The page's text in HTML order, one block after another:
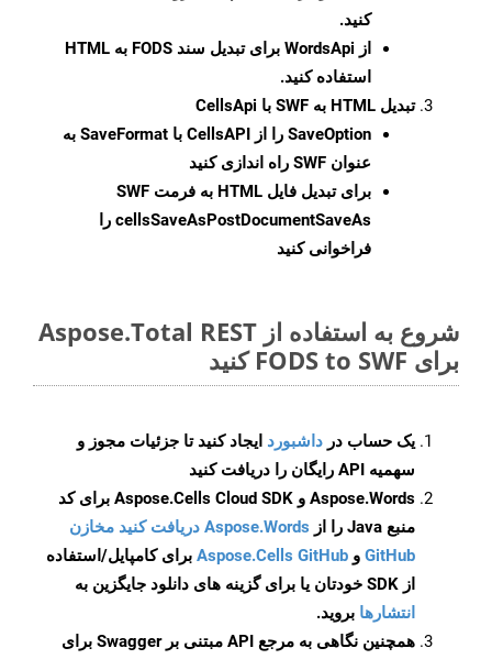
کنید.
از WordsApi برای تبدیل سند FODS به HTML
استفاده کنید.
تبدیل HTML به SWF با CellsApi
SaveOption
را از CellsAPI با SaveFormat به
عنوان SWF راه اندازی کنید
برای تبدیل فایل HTML به فرمت
SWF
cellsSaveAsPostDocumentSaveAs را
فراخوانی کنید
شروع به استفاده از Aspose.Total REST
برای FODS to SWF کنید
یک حساب در داشبورد ایجاد کنید تا جزئیات مجوز و
سهمیه API رایگان را دریافت کنید
Aspose.Words و Aspose.Cells Cloud SDK برای کد
منبع Java را از
Aspose.Words دریافت کنید مخازن
GitHub و Aspose.Cells GitHub برای کامپایل/استفاده
از SDK خودتان یا برای گزینه های دانلود جایگزین به
انتشارها بروید.
همچنین نگاهی به مرجع API مبتنی بر Swagger برای